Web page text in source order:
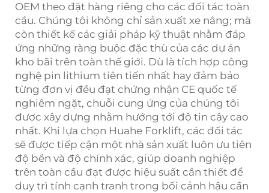
OEM theo đặt hàng riêng cho các đối tác toàn
cầu. Chúng tôi không chỉ sản xuất xe nâng; mà
còn thiết kế các giải pháp kỹ thuật nhằm đáp
ứng những ràng buộc đặc thù của các dự án
kho bãi trên toàn thế giới. Dù là tích hợp công
nghệ pin lithium tiên tiến nhất hay đảm bảo
từng đơn vị đều đạt chứng nhận CE quốc tế
nghiêm ngặt, chuỗi cung ứng của chúng tôi
được xây dựng nhằm hướng tới độ tin cậy cao
nhất. Khi lựa chọn Huahe Forklift, các đối tác
sẽ được tiếp cận một nhà sản xuất luôn ưu tiên
độ bền và độ chính xác, giúp doanh nghiệp
trên toàn cầu đạt được hiệu suất cần thiết để
duy trì tính cạnh tranh trong bối cảnh hậu cần